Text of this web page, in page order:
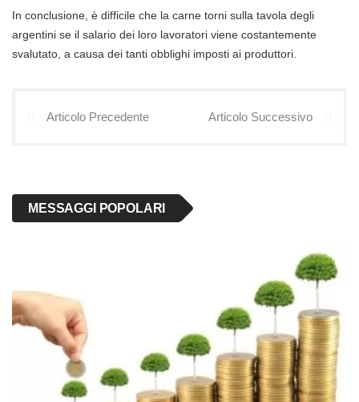
In conclusione, è difficile che la carne torni sulla tavola degli
argentini se il salario dei loro lavoratori viene costantemente
svalutato, a causa dei tanti obblighi imposti ai produttori.
Articolo Precedente Articolo Successivo
MESSAGGI POPOLARI